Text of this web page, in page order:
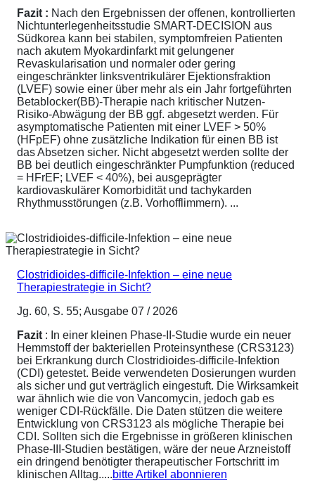
Fazit : Nach den Ergebnissen der offenen, kontrollierten
Nichtunterlegenheitsstudie SMART-DECISION aus
Südkorea kann bei stabilen, symptomfreien Patienten
nach akutem Myokardinfarkt mit gelungener
Revaskularisation und normaler oder gering
eingeschränkter linksventrikulärer Ejektionsfraktion
(LVEF) sowie einer über mehr als ein Jahr fortgeführten
Betablocker(BB)-Therapie nach kritischer Nutzen-
Risiko-Abwägung der BB ggf. abgesetzt werden. Für
asymptomatische Patienten mit einer LVEF > 50%
(HFpEF) ohne zusätzliche Indikation für einen BB ist
das Absetzen sicher. Nicht abgesetzt werden sollte der
BB bei deutlich eingeschränkter Pumpfunktion (reduced
= HFrEF; LVEF < 40%), bei ausgeprägter
kardiovaskulärer Komorbidität und tachykarden
Rhythmusstörungen (z.B. Vorhofflimmern). ...
Clostridioides-difficile-Infektion – eine neue
Therapiestrategie in Sicht?
Jg. 60, S. 55; Ausgabe 07 / 2026
Fazit : In einer kleinen Phase-II-Studie wurde ein neuer
Hemmstoff der bakteriellen Proteinsynthese (CRS3123)
bei Erkrankung durch Clostridioides-difficile-Infektion
(CDI) getestet. Beide verwendeten Dosierungen wurden
als sicher und gut verträglich eingestuft. Die Wirksamkeit
war ähnlich wie die von Vancomycin, jedoch gab es
weniger CDI-Rückfälle. Die Daten stützen die weitere
Entwicklung von CRS3123 als mögliche Therapie bei
CDI. Sollten sich die Ergebnisse in größeren klinischen
Phase-III-Studien bestätigen, wäre der neue Arzneistoff
ein dringend benötigter therapeutischer Fortschritt im
klinischen Alltag.....bitte Artikel abonnieren